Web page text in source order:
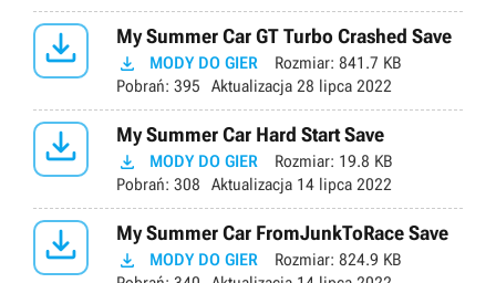
 My Summer Car GT Turbo Crashed Save
 MODY DO GIER Rozmiar: 841.7 KB
Pobrań: 395 Aktualizacja 28 lipca 2022
 My Summer Car Hard Start Save
 MODY DO GIER Rozmiar: 19.8 KB
Pobrań: 308 Aktualizacja 14 lipca 2022
 My Summer Car FromJunkToRace Save
 MODY DO GIER Rozmiar: 824.9 KB